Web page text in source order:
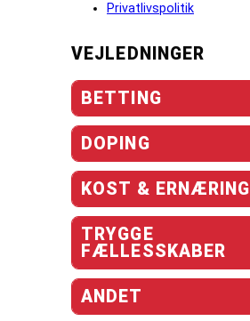
Privatlivspolitik
VEJLEDNINGER
BETTING
DOPING
KOST & ERNÆRING
TRYGGE
FÆLLESSKABER
ANDET